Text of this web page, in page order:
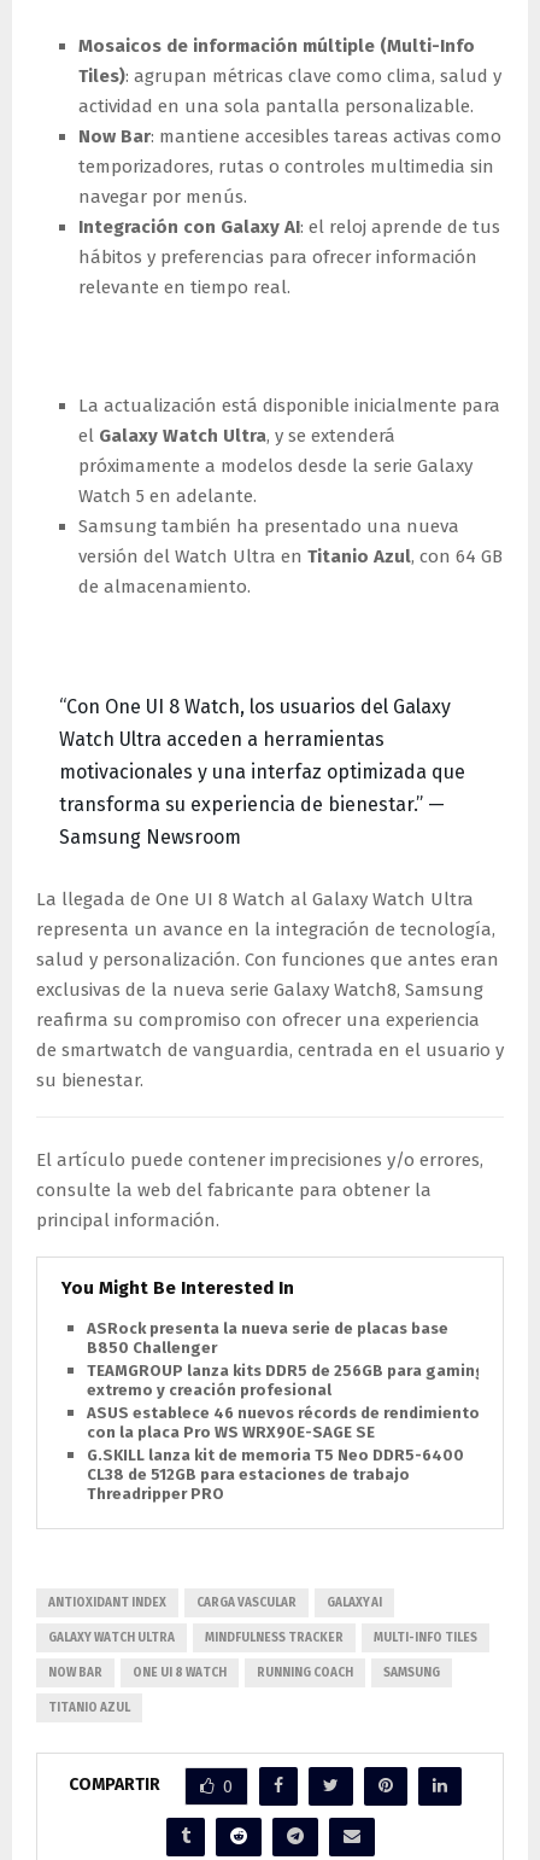
Mosaicos de información múltiple (Multi-Info
Tiles): agrupan métricas clave como clima, salud y
actividad en una sola pantalla personalizable.
Now Bar: mantiene accesibles tareas activas como
temporizadores, rutas o controles multimedia sin
navegar por menús.
Integración con Galaxy AI: el reloj aprende de tus
hábitos y preferencias para ofrecer información
relevante en tiempo real.
La actualización está disponible inicialmente para
el Galaxy Watch Ultra, y se extenderá
próximamente a modelos desde la serie Galaxy
Watch 5 en adelante.
Samsung también ha presentado una nueva
versión del Watch Ultra en Titanio Azul, con 64 GB
de almacenamiento.
“Con One UI 8 Watch, los usuarios del Galaxy
Watch Ultra acceden a herramientas
motivacionales y una interfaz optimizada que
transforma su experiencia de bienestar.” —
Samsung Newsroom
La llegada de One UI 8 Watch al Galaxy Watch Ultra
representa un avance en la integración de tecnología,
salud y personalización. Con funciones que antes eran
exclusivas de la nueva serie Galaxy Watch8, Samsung
reafirma su compromiso con ofrecer una experiencia
de smartwatch de vanguardia, centrada en el usuario y
su bienestar.
El artículo puede contener imprecisiones y/o errores,
consulte la web del fabricante para obtener la
principal información.
You Might Be Interested In
ASRock presenta la nueva serie de placas base
B850 Challenger
TEAMGROUP lanza kits DDR5 de 256GB para gaming
extremo y creación profesional
ASUS establece 46 nuevos récords de rendimiento
con la placa Pro WS WRX90E-SAGE SE
G.SKILL lanza kit de memoria T5 Neo DDR5-6400
CL38 de 512GB para estaciones de trabajo
Threadripper PRO
ANTIOXIDANT INDEX CARGA VASCULAR GALAXY AI
GALAXY WATCH ULTRA MINDFULNESS TRACKER MULTI-INFO TILES
NOW BAR ONE UI 8 WATCH RUNNING COACH SAMSUNG
TITANIO AZUL
COMPARTIR 0